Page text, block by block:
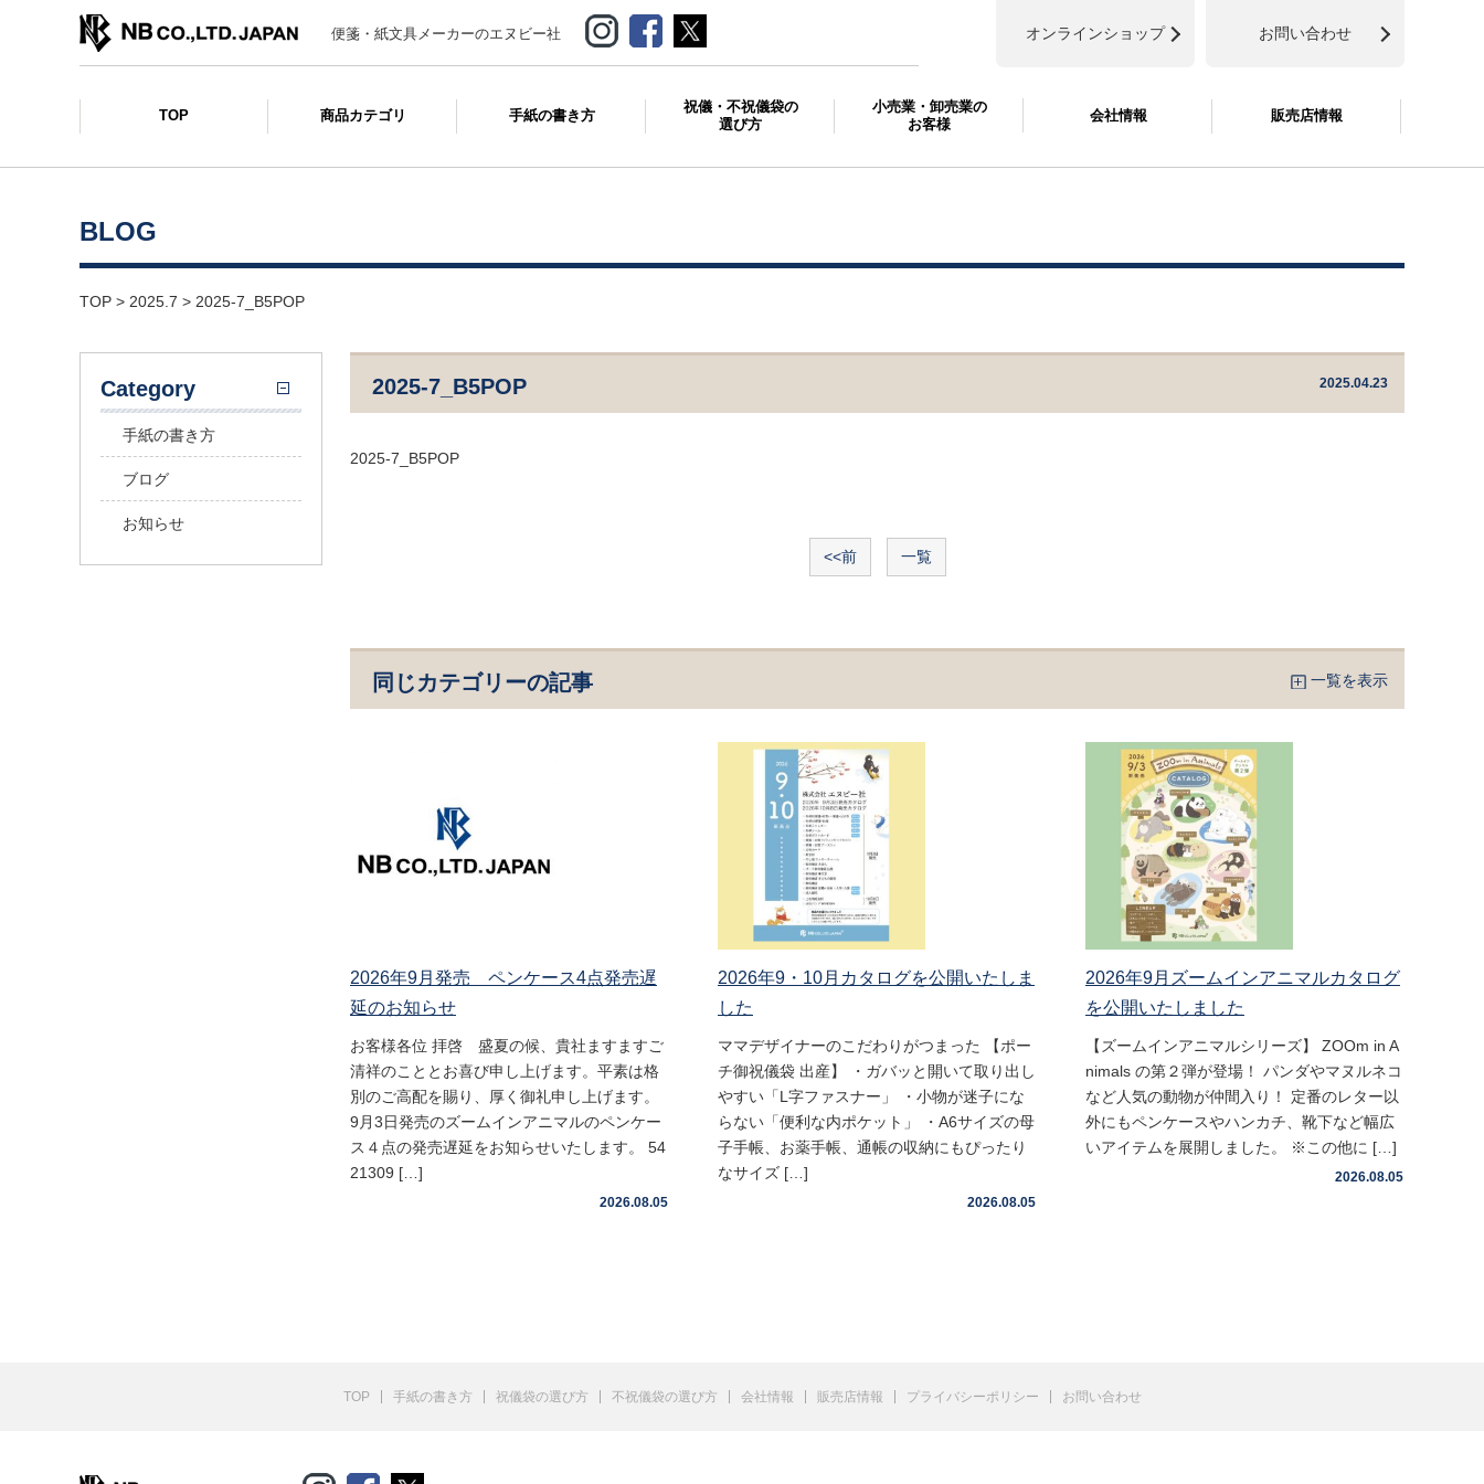
便箋・紙文具メーカーのエヌビー社 お問い合わせ
オンラインショップ
TOP 商品カテゴリ 手紙の書き方
祝儀・不祝儀袋の
選び方
小売業・卸売業の
お客様
会社情報 販売店情報
BLOG
TOP > 2025.7 > 2025-7_B5POP
2025-7_B5POP 2025.04.23
2025-7_B5POP
<<前 一覧
同じカテゴリーの記事 一覧を表示
2026年9月発売 ペンケース4点発売遅
延のお知らせ
お客様各位 拝啓 盛夏の候、貴社ますますご
清祥のこととお喜び申し上げます。平素は格
別のご高配を賜り、厚く御礼申し上げます。
9月3日発売のズームインアニマルのペンケー
ス４点の発売遅延をお知らせいたします。 54
21309 […]
2026.08.05
2026年9・10月カタログを公開いたしま
した
ママデザイナーのこだわりがつまった 【ポー
チ御祝儀袋 出産】 ・ガバッと開いて取り出し
やすい「L字ファスナー」 ・小物が迷子にな
らない「便利な内ポケット」 ・A6サイズの母
子手帳、お薬手帳、通帳の収納にもぴったり
なサイズ […]
2026.08.05
2026年9月ズームインアニマルカタログ
を公開いたしました
【ズームインアニマルシリーズ】 ZOOm in A
nimals の第２弾が登場！ パンダやマヌルネコ
など人気の動物が仲間入り！ 定番のレター以
外にもペンケースやハンカチ、靴下など幅広
いアイテムを展開しました。 ※この他に […]
2026.08.05
Category
手紙の書き方
ブログ
お知らせ
TOP 手紙の書き方 祝儀袋の選び方 不祝儀袋の選び方 会社情報 販売店情報 プライバシーポリシー お問い合わせ